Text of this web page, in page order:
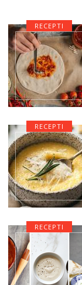
RECEPTI
RECEPTI
RECEPTI